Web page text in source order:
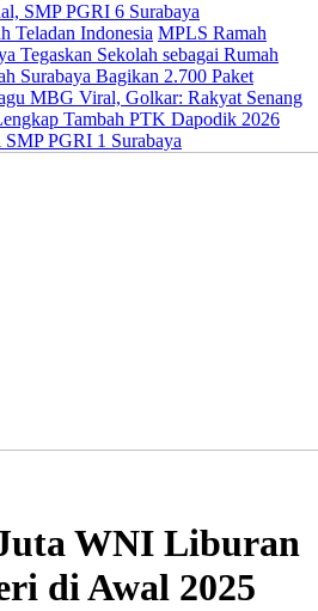
SMP PGRI 6 Surabaya
Teladan Indonesia MPLS Ramah
Tegaskan Sekolah sebagai Rumah
Surabaya Bagikan 2.700 Paket
MBG Viral, Golkar: Rakyat Senang
Tambah PTK Dapodik 2026
PGRI 1 Surabaya
WNI Liburan
di Awal 2025